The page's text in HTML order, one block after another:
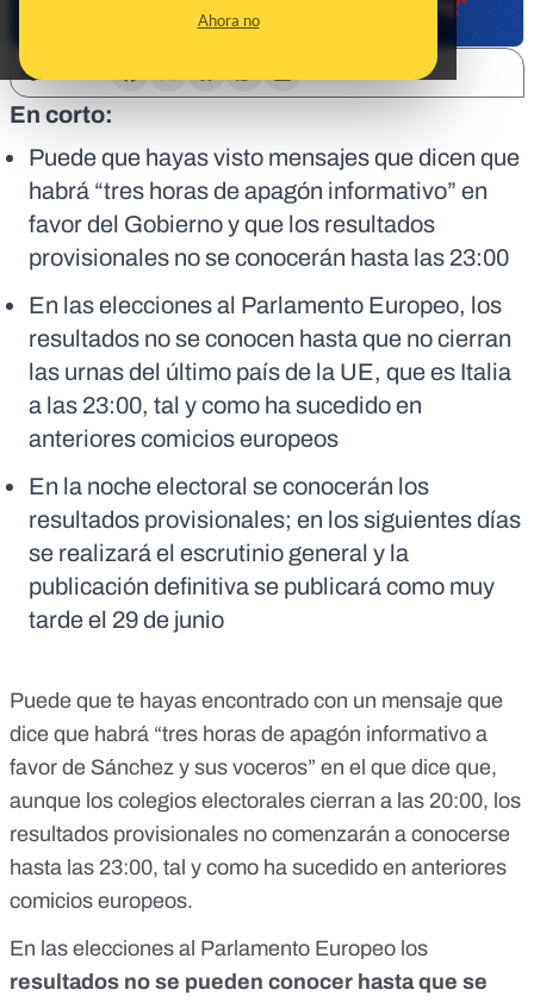
Ahora no
En corto:
Puede que hayas visto mensajes que dicen que
habrá “tres horas de apagón informativo” en
favor del Gobierno y que los resultados
provisionales no se conocerán hasta las 23:00
En las elecciones al Parlamento Europeo, los
resultados no se conocen hasta que no cierran
las urnas del último país de la UE, que es Italia
a las 23:00, tal y como ha sucedido en
anteriores comicios europeos
En la noche electoral se conocerán los
resultados provisionales; en los siguientes días
se realizará el escrutinio general y la
publicación definitiva se publicará como muy
tarde el 29 de junio
Puede que te hayas encontrado con un mensaje que
dice que habrá “tres horas de apagón informativo a
favor de Sánchez y sus voceros” en el que dice que,
aunque los colegios electorales cierran a las 20:00, los
resultados provisionales no comenzarán a conocerse
hasta las 23:00, tal y como ha sucedido en anteriores
comicios europeos.
En las elecciones al Parlamento Europeo los
resultados no se pueden conocer hasta que se